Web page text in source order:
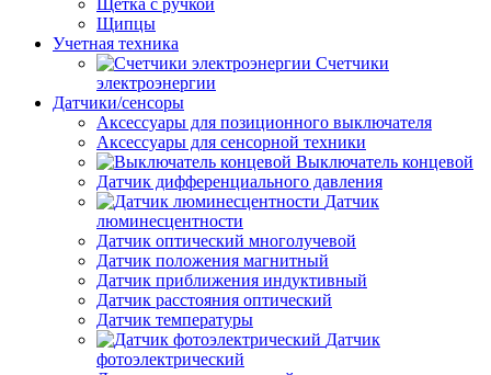
Щетка с ручкой
Щипцы
Учетная техника
Счетчики
электроэнергии
Датчики/сенсоры
Аксессуары для позиционного выключателя
Аксессуары для сенсорной техники
Выключатель концевой
Датчик дифференциального давления
Датчик
люминесцентности
Датчик оптический многолучевой
Датчик положения магнитный
Датчик приближения индуктивный
Датчик расстояния оптический
Датчик температуры
Датчик
фотоэлектрический